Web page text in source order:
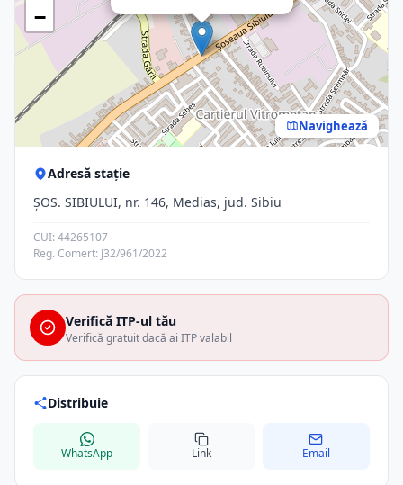
−
Navighează
Adresă stație
ŞOS. SIBIULUI, nr. 146, Medias, jud. Sibiu
CUI: 44265107
Reg. Comerț: J32/961/2022
Verifică ITP-ul tău
Verifică gratuit dacă ai ITP valabil
Distribuie
WhatsApp Link Email